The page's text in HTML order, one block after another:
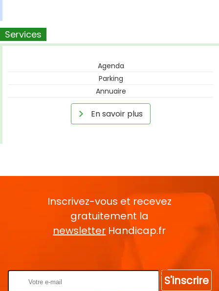
Services
Agenda
Parking
Annuaire
En savoir plus
Inscrivez-vous et recevez
gratuitement la
newsletter Handicap.fr
S'inscrire